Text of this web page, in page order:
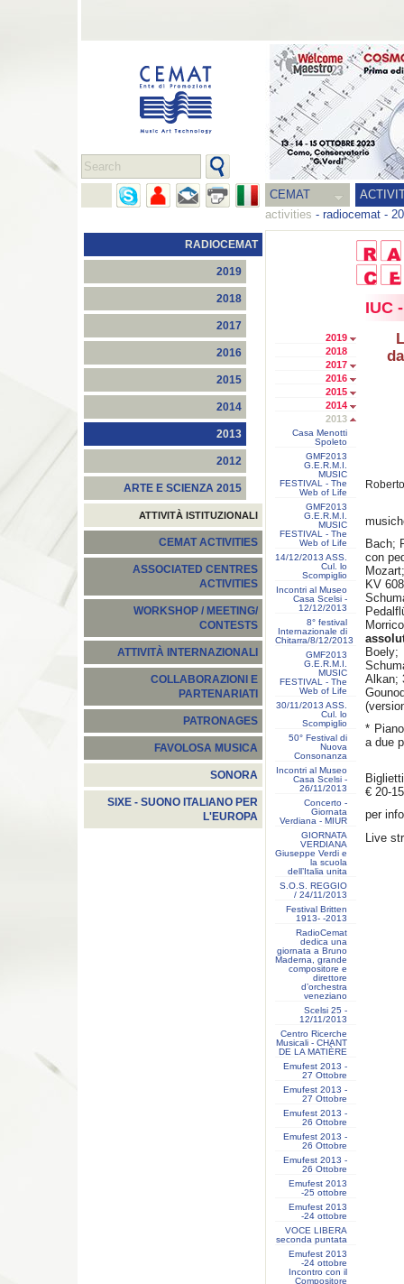
CEMAT
activities - radiocemat -
RADIOCEMAT
2019
2018
2017
2016
2015
2014
2013
2012
ARTE E SCIENZA 2015
ATTIVITÀ ISTITUZIONALI
CEMAT ACTIVITIES
ASSOCIATED CENTRES
ACTIVITIES
WORKSHOP / MEETING/
CONTESTS
ATTIVITÀ INTERNAZIONALI
COLLABORAZIONI E
PARTENARIATI
PATRONAGES
FAVOLOSA MUSICA
SONORA
SIXE - SUONO ITALIANO PER
L'EUROPA
2019
2018
2017
2016
2015
2014
2013
Casa Menotti
Spoleto
GMF2013
G.E.R.M.I.
MUSIC
FESTIVAL - The
Web of Life
GMF2013
G.E.R.M.I.
MUSIC
FESTIVAL - The
Web of Life
14/12/2013 ASS.
Cul. lo
Scompiglio
Incontri al Museo
Casa Scelsi -
12/12/2013
8° festival
Internazionale di
Chitarra/8/12/2013
GMF2013
G.E.R.M.I.
MUSIC
FESTIVAL - The
Web of Life
30/11/2013 ASS.
Cul. lo
Scompiglio
50° Festival di
Nuova
Consonanza
Incontri al Museo
Casa Scelsi -
26/11/2013
Concerto -
Giornata
Verdiana - MIUR
GIORNATA
VERDIANA
Giuseppe Verdi e
la scuola
dell’Italia unita
S.O.S. REGGIO
/ 24/11/2013
Festival Britten
1913- ‐2013
RadioCemat
dedica una
giornata a Bruno
Maderna, grande
compositore e
direttore
d’orchestra
veneziano
Scelsi 25 -
12/11/2013
Centro Ricerche
Musicali - CHANT
DE LA MATIÈRE
Emufest 2013 -
27 Ottobre
Emufest 2013 -
27 Ottobre
Emufest 2013 -
26 Ottobre
Emufest 2013 -
26 Ottobre
Emufest 2013 -
26 Ottobre
Emufest 2013
-25 ottobre
Emufest 2013
-24 ottobre
VOCE LIBERA
seconda puntata
Emufest 2013
-24 ottobre
Incontro con il
Compositore
IUC
Bach;
con
KV 608
Boely;
Alkan;
*
a due
€ 20-
per
Live